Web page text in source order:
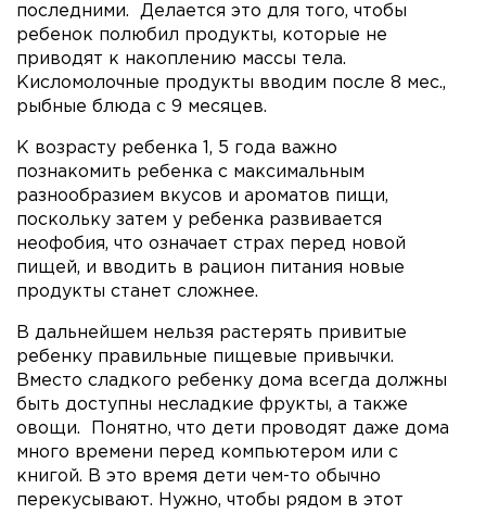
последними. Делается это для того, чтобы
ребенок полюбил продукты, которые не
приводят к накоплению массы тела.
Кисломолочные продукты вводим после 8 мес.,
рыбные блюда с 9 месяцев.
К возрасту ребенка 1, 5 года важно
познакомить ребенка с максимальным
разнообразием вкусов и ароматов пищи,
поскольку затем у ребенка развивается
неофобия, что означает страх перед новой
пищей, и вводить в рацион питания новые
продукты станет сложнее.
В дальнейшем нельзя растерять привитые
ребенку правильные пищевые привычки.
Вместо сладкого ребенку дома всегда должны
быть доступны несладкие фрукты, а также
овощи. Понятно, что дети проводят даже дома
много времени перед компьютером или с
книгой. В это время дети чем-то обычно
перекусывают. Нужно, чтобы рядом в этот